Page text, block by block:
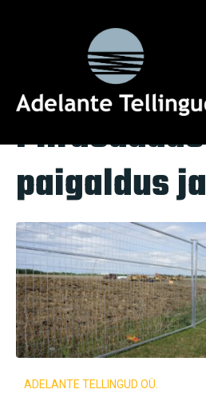
Ehitusplatsi
Tag Archives:
paigaldus
ADELANTE TELLINGUD OÜ.